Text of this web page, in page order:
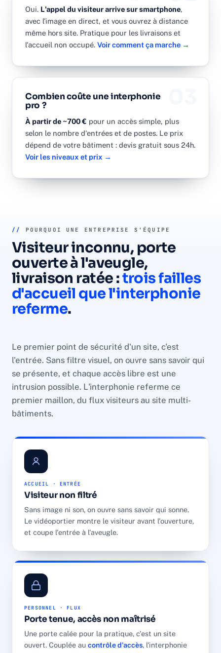
Oui. L'appel du visiteur arrive sur smartphone,
avec l'image en direct, et vous ouvrez à distance
même hors site. Pratique pour les livraisons et
l'accueil non occupé. Voir comment ça marche →
Combien coûte une interphonie
pro ?
À partir de ~700 € pour un accès simple, plus
selon le nombre d'entrées et de postes. Le prix
dépend de votre bâtiment : devis gratuit sous 24h.
Voir les niveaux et prix →
// POURQUOI UNE ENTREPRISE S'ÉQUIPE
Visiteur inconnu, porte
ouverte à l'aveugle,
livraison ratée :trois failles
d'accueil que l'interphonie
referme.
Le premier point de sécurité d'un site, c'est
l'entrée. Sans filtre visuel, on ouvre sans savoir qui
se présente, et chaque accès libre est une
intrusion possible. L'interphonie referme ce
premier maillon, du flux visiteurs au site multi-
bâtiments.
ACCUEIL · ENTRÉE
Visiteur non filtré
Sans image ni son, on ouvre sans savoir qui sonne.
Le vidéoportier montre le visiteur avant l'ouverture,
et coupe l'entrée à l'aveugle.
PERSONNEL · FLUX
Porte tenue, accès non maîtrisé
Une porte calée pour la pratique, c'est un site
ouvert. Couplée au contrôle d'accès, l'interphonie